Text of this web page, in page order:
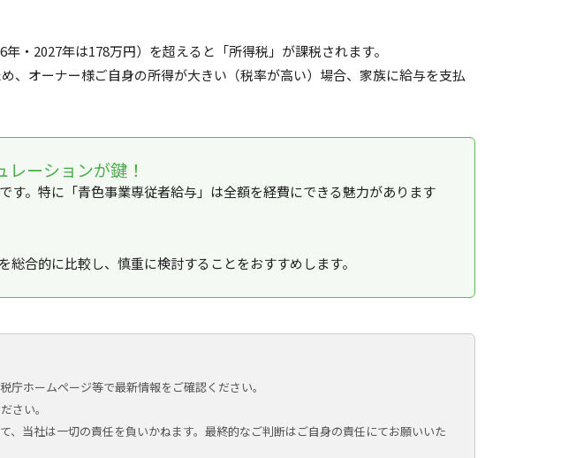
・2027年は178万円）を超えると「所得税」 が課税されます。
、オーナー様ご自身の所得が大きい（税率が高い）場合、家族に給与を支払
ーションが鍵！
。特に「青色事業専従者給与」は全額を経費にできる魅力があります
を総合的に比較し、慎重に検討することをおすすめします。
ホームページ等で最新情報をご確認ください。
さい。
当社は一切の責任を負いかねます。最終的なご判断はご自身の責任にてお願いいた